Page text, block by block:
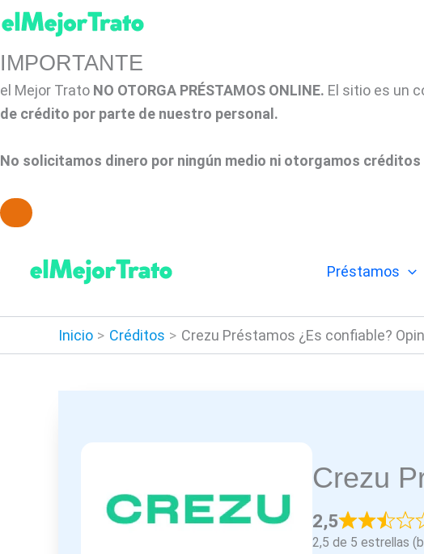
IMPORTANTE
el Mejor Trato NO OTORGA PRÉSTAMOS ONLINE. El sitio es un
de crédito por parte de nuestro personal.
No solicitamos dinero por ningún medio ni otorgamos créditos
contenido
Préstamos
Inicio Créditos Crezu Préstamos ¿Es confiable?
Crezu
2,5
2,5 de 5 estrellas